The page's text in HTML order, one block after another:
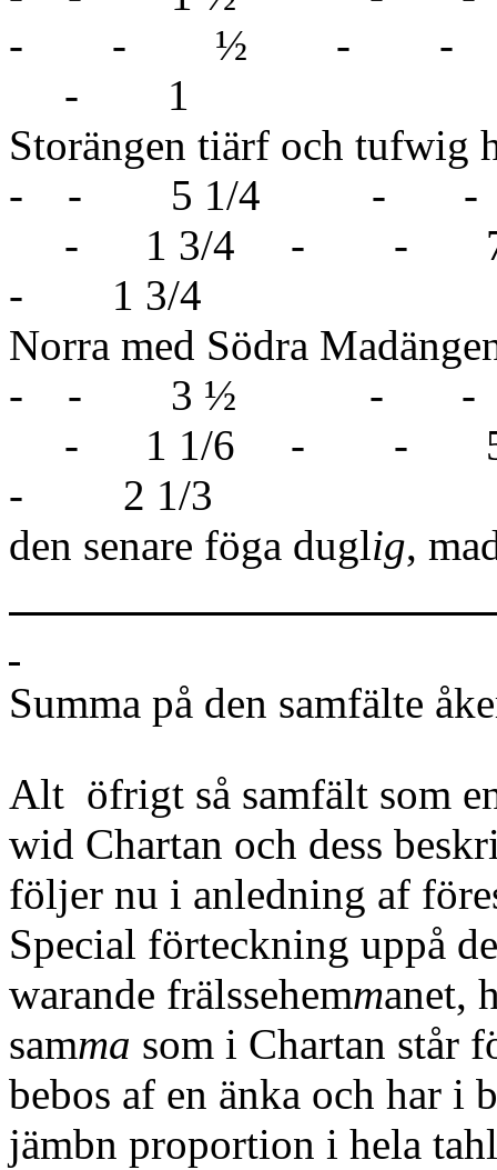
- - ½ - -
- 1
Storängen tiärf och
- - 5 1/4
- 1 3/4 - -
- 1 3/4
Norra med Södra
- - 3 ½ - - 4
- 1 1/6 - -
- 2 1/3
den senare föga duglig,
Summa på den
Alt öfrigt så samfält som
wid Chartan och dess
följer nu i anledning af
Special förteckning uppå
warande frälssehemmanet,
samma som i Chartan står
bebos af en änka och har i
jämbn proportion i hela